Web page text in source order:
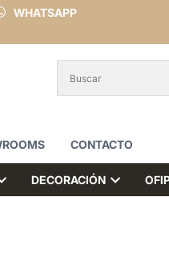
WHATSAPP
CONTACTO
DECORACIÓN